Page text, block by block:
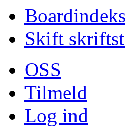
Boardindeks
Skift
OSS
Tilmeld
Log ind